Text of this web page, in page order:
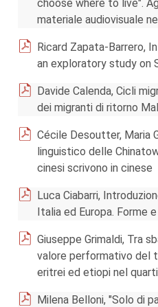
choose where to live".
materiale audiovisuale
Ricard Zapata-Barrero,
an exploratory study on
Davide Calenda, Cicli
dei migranti di ritorno
Cécile Desoutter, Maria
linguistico delle
cinesi scrivono in cinese
Luca Ciabarri,
Italia ed Europa. Forme
Giuseppe Grimaldi, Tra
valore performativo del
eritrei ed etiopi nel
Milena Belloni, "Solo di